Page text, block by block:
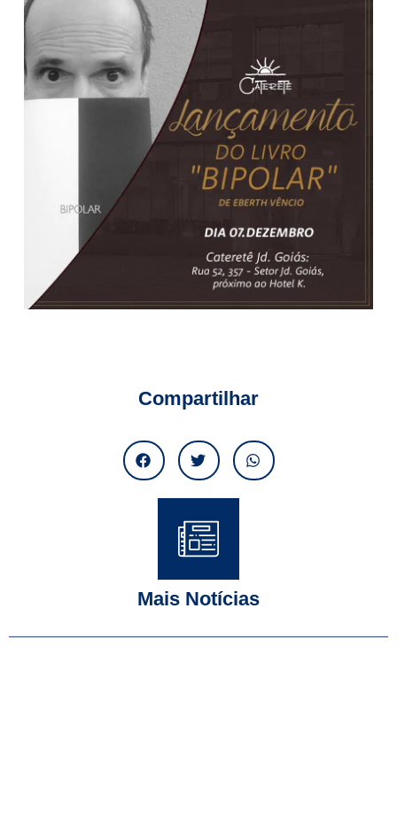
Compartilhar
Mais Notícias